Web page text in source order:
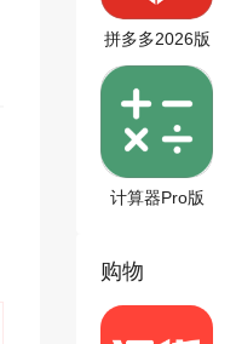
拼多多2026版
计算器Pro版
购物